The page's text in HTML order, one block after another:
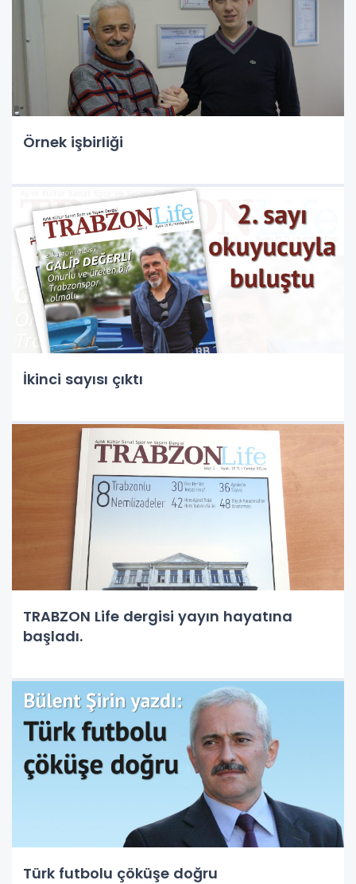
Örnek işbirliği
İkinci sayısı çıktı
TRABZON Life dergisi yayın hayatına
başladı.
Türk futbolu çöküşe doğru